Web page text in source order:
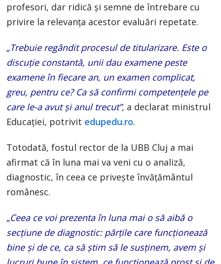
profesori, dar ridică și semne de întrebare cu
privire la relevanța acestor evaluări repetate.
„Trebuie regândit procesul de titularizare. Este o
discuție constantă, unii dau examene peste
examene în fiecare an, un examen complicat,
greu, pentru ce? Ca să confirmi competențele pe
care le-a avut și anul trecut”, a declarat ministrul
Educației, potrivit edupedu.ro.
Totodată, fostul rector de la UBB Cluj a mai
afirmat că în luna mai va veni cu o analiză,
diagnostic, în ceea ce privește învățământul
românesc.
„Ceea ce voi prezenta în luna mai o să aibă o
secțiune de diagnostic: părțile care funcționează
bine și de ce, ca să știm să le susținem, avem și